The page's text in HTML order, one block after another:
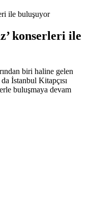
ile buluşuyor
konserleri ile
biri haline gelen
İstanbul Kitapçısı
buluşmaya devam